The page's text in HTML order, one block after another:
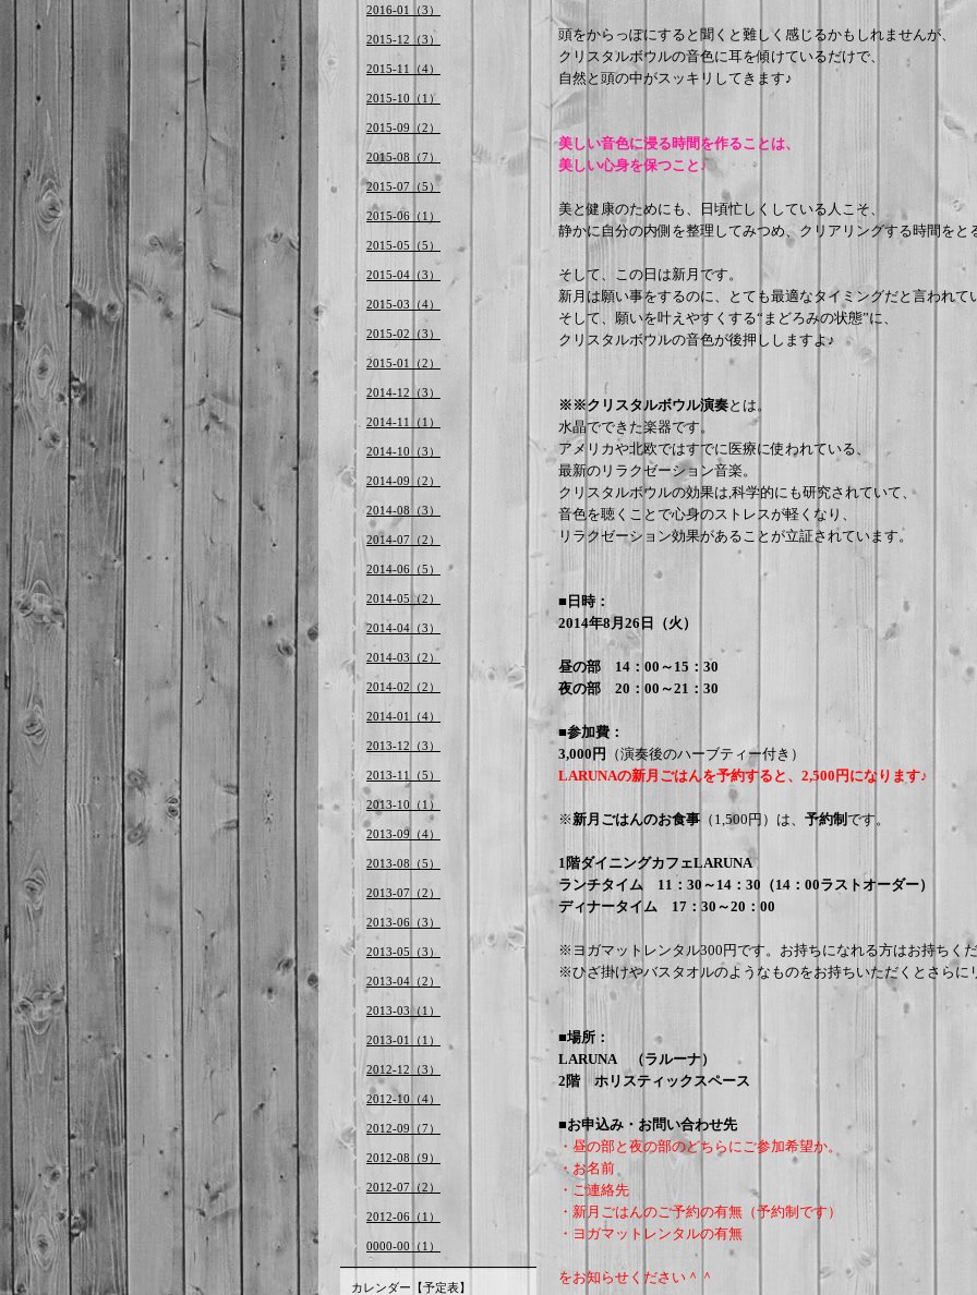
頭をからっぽにすると聞くと難しく感じるかもしれませんが、
クリスタルボウルの音色に耳を傾けているだけで、
自然と頭の中がスッキリしてきます♪
美しい音色に浸る時間を作ることは、
美しい心身を保つこと♪
美と健康のためにも、日頃忙しくしている人こそ、
静かに自分の内側を整理してみつめ、クリアリングする時間をと
そして、この日は新月です。
新月は願い事をするのに、とても最適なタイミングだと言われて
そして、願いを叶えやすくする“まどろみの状態”に、
クリスタルボウルの音色が後押ししますよ♪
※※クリスタルボウル演奏とは。
水晶でできた楽器です。
アメリカや北欧ではすでに医療に使われている、
最新のリラクゼーション音楽。
クリスタルボウルの効果は,科学的にも研究されていて、
音色を聴くことで心身のストレスが軽くなり、
リラクゼーション効果があることが立証されています。
■日時：
2014年8月26日（火）
昼の部 14：00～15：30
夜の部 20：00～21：30
■参加費：
3,000円
（演奏後のハーブティー付き）
LARUNAの新月ごはんを予約すると、2,500円になります♪
※新月ごはんのお食事 （1,500円）は、 予約制 です。
1階ダイニングカフェLARUNA
ランチタイム 11：30～14：30（14：00ラストオーダー）
ディナータイム 17：30～20：00
※ヨガマットレンタル300円です。お持ちになれる方はお持ちく
※ひざ掛けやバスタオルのようなものをお持ちいただくとさらに
■場所：
LARUNA （ラルーナ）
2階 ホリスティックスペース
■お申込み・お問い合わせ先
・昼の部と夜の部のどちらにご参加希望か。
・ お名前
・ご連絡先
・新月ごはんのご予約の有無（予約制です）
・ヨガマットレンタルの有無
をお知らせください＾＾
2016-01（3）
2015-12（3）
2015-11（4）
2015-10（1）
2015-09（2）
2015-08（7）
2015-07（5）
2015-06（1）
2015-05（5）
2015-04（3）
2015-03（4）
2015-02（3）
2015-01（2）
2014-12（3）
2014-11（1）
2014-10（3）
2014-09（2）
2014-08（3）
2014-07（2）
2014-06（5）
2014-05（2）
2014-04（3）
2014-03（2）
2014-02（2）
2014-01（4）
2013-12（3）
2013-11（5）
2013-10（1）
2013-09（4）
2013-08（5）
2013-07（2）
2013-06（3）
2013-05（3）
2013-04（2）
2013-03（1）
2013-01（1）
2012-12（3）
2012-10（4）
2012-09（7）
2012-08（9）
2012-07（2）
2012-06（1）
0000-00（1）
カレンダー【予定表】